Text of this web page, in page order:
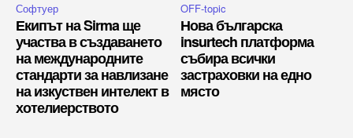
Софтуер
Екипът на Sirma ще
участва в създаването
на международните
стандарти за навлизане
на изкуствен интелект в
хотелиерството
OFF-topic
Нова българска
insurtech платформа
събира всички
застраховки на едно
място